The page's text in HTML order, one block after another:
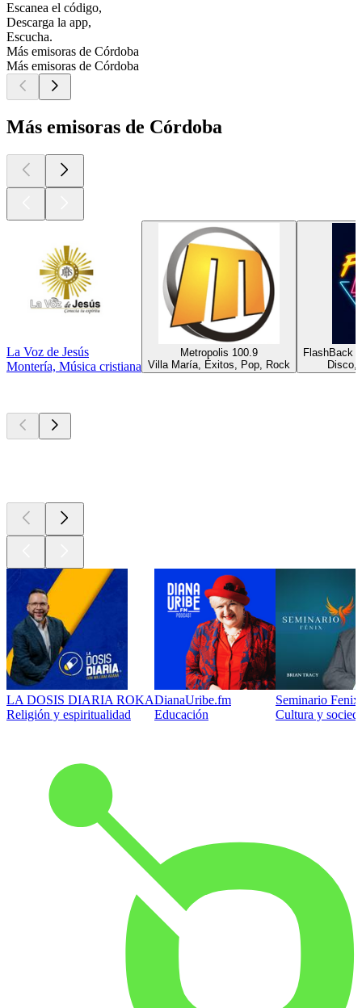
Escanea el código,
Descarga la app,
Escucha.
Más emisoras de Córdoba
Más emisoras de Córdoba
Más emisoras de Córdoba
La Voz de Jesús
Montería, Música cristiana
Metropolis 100.9
Villa María, Éxitos, Pop, Rock
FlashBack
Disco,
LA DOSIS DIARIA ROKA
Religión y espiritualidad
DianaUribe.fm
Educación
Seminario
Cultura y